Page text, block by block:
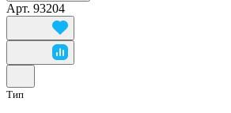
Арт. 93204
Тип